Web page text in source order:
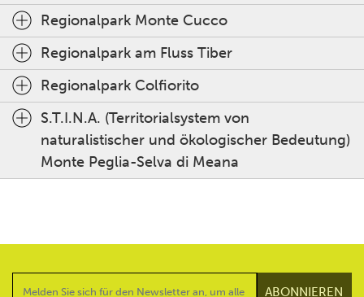
Regionalpark Monte Cucco
Regionalpark am Fluss Tiber
Regionalpark Colfiorito
S.T.I.N.A. (Territorialsystem von
naturalistischer und ökologischer Bedeutung)
Monte Peglia-Selva di Meana